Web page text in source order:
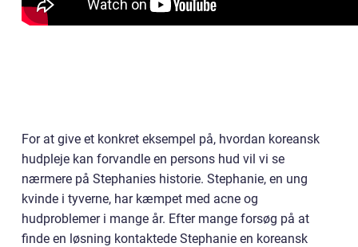
For at give et konkret eksempel på, hvordan koreansk
hudpleje kan forvandle en persons hud vil vi se
nærmere på Stephanies historie. Stephanie, en ung
kvinde i tyverne, har kæmpet med acne og
hudproblemer i mange år. Efter mange forsøg på at
finde en løsning kontaktede Stephanie en koreansk